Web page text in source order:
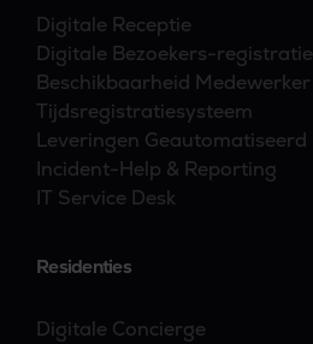
Digitale Receptie
Digitale Bezoekers-registratie
Beschikbaarheid Medewerker
Tijdsregistratiesysteem
Leveringen Geautomatiseerd
Incident-Help & Reporting
IT Service Desk
Residenties
Digitale Concierge